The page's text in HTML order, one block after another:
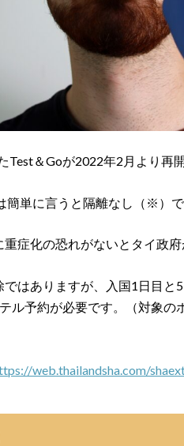
Test＆Goが2022年2月より再
簡単に言うと隔離なし（※）
症化の恐れがないとタイ政府
はありますが、入国1日目と
ル予約が必要です。（対象の
web.thailandsha.com/